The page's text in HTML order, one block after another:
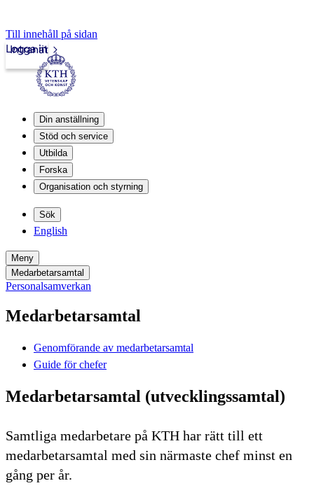
Till innehåll på sidan
Intranät
Logga in
Din anställning
Stöd och service
Utbilda
Forska
Organisation och styrning
Sök
English
Meny
Medarbetarsamtal
Personalsamverkan
Medarbetarsamtal
Genomförande av medarbetarsamtal
Guide för chefer
Medarbetarsamtal (utvecklingssamtal)
Samtliga medarbetare på KTH har rätt till ett
medarbetarsamtal med sin närmaste chef minst en
gång per år.